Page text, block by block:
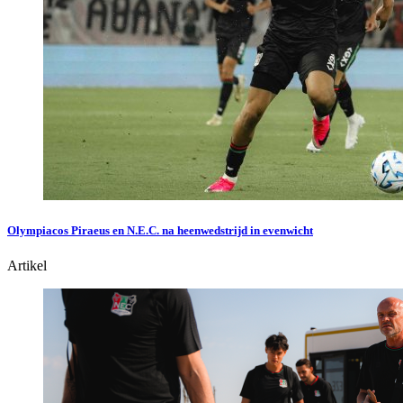
Olympiacos Piraeus en N.E.C. na heenwedstrijd in evenwicht
Artikel